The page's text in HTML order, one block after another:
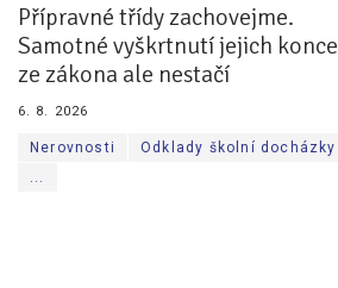
Přípravné třídy zachovejme.
Samotné vyškrtnutí jejich konce
ze zákona ale nestačí
6. 8. 2026
Nerovnosti
Odklady školní docházky
...